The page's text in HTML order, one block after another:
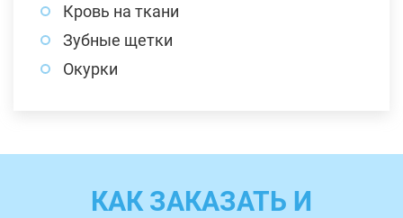
Кровь на ткани
Зубные щетки
Окурки
КАК ЗАКАЗАТЬ И